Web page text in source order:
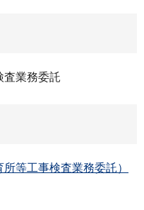
業務委託
等工事検査業務委託）